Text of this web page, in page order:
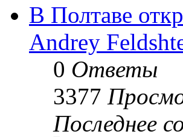
В Полтаве
Andrey
0 Ответы
3377
Последнее